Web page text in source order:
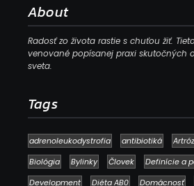
About
Radosť zo života rastie s chuťou žiť.
venované popísanej praxi skutočných
sveta.
Tags
adrenoleukodystrofia antibiotiká
Biológia
Bylinky Človek
Definície a
Development
Diéta AB0 Domácnosť